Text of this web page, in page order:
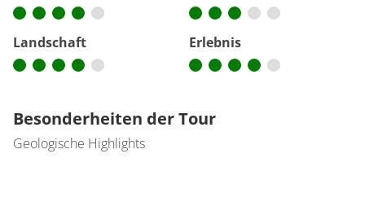
Landschaft Erlebnis
Besonderheiten der Tour
Geologische Highlights